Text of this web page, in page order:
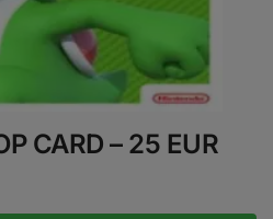
CARD – 25 EUR